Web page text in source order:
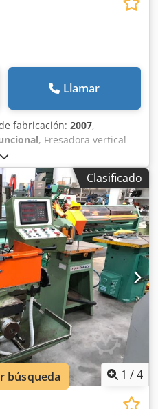
Llamar
fabricación: 2007,
, Fresadora vertical
2007, control Haas CNC,
mm, tamaño de la mesa de
Unpower velocidad de giro
BT 40.
Clasificado
1 /4
búsqueda